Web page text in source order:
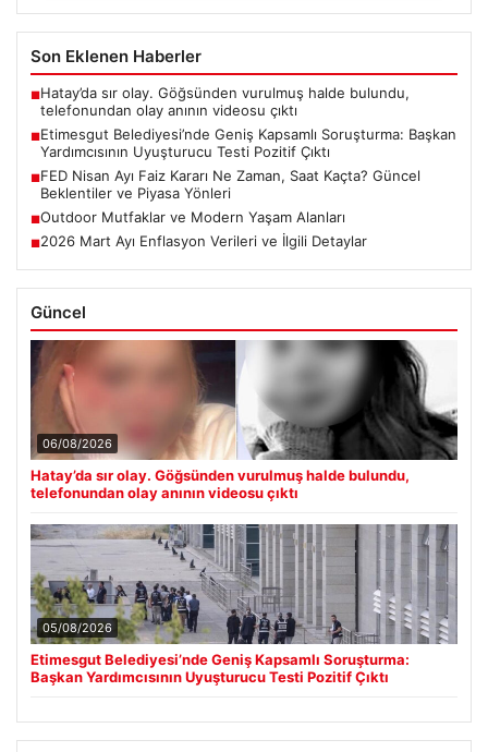
Son Eklenen Haberler
■Hatay’da sır olay. Göğsünden vurulmuş halde bulundu,
telefonundan olay anının videosu çıktı
■Etimesgut Belediyesi’nde Geniş Kapsamlı Soruşturma: Başkan
Yardımcısının Uyuşturucu Testi Pozitif Çıktı
■FED Nisan Ayı Faiz Kararı Ne Zaman, Saat Kaçta? Güncel
Beklentiler ve Piyasa Yönleri
■Outdoor Mutfaklar ve Modern Yaşam Alanları
■2026 Mart Ayı Enflasyon Verileri ve İlgili Detaylar
Güncel
06/08/2026
Hatay’da sır olay. Göğsünden vurulmuş halde bulundu,
telefonundan olay anının videosu çıktı
05/08/2026
Etimesgut Belediyesi’nde Geniş Kapsamlı Soruşturma:
Başkan Yardımcısının Uyuşturucu Testi Pozitif Çıktı